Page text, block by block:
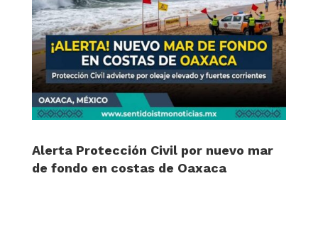
Alerta Protección Civil por nuevo mar
de fondo en costas de Oaxaca